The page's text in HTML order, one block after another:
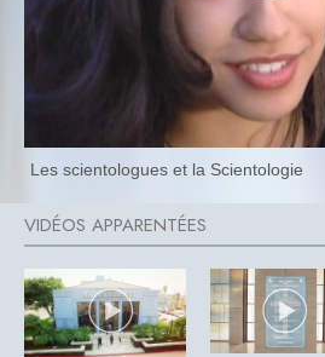
Les scientologues et la Scientologie